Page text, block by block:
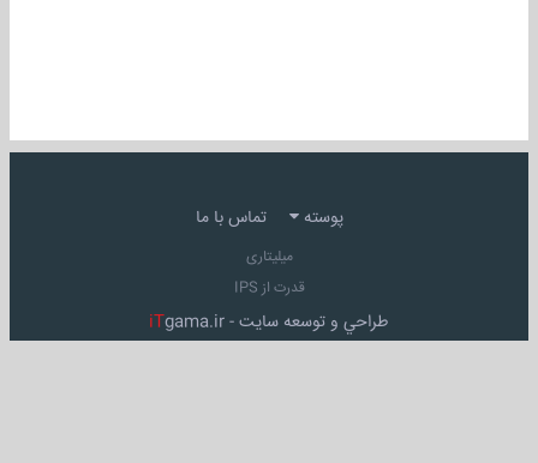
پوسته تماس با ما
میلیتاری
قدرت از IPS
طراحي و توسعه سايت - iTgama.ir